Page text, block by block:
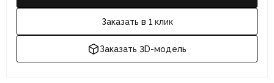
Заказать в 1 клик
Заказать 3D-модель